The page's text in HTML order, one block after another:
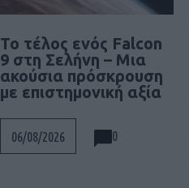
Το τέλος ενός Falcon
9 στη Σελήνη – Μια
ακούσια πρόσκρουση
με επιστημονική αξία
06/08/2026 0